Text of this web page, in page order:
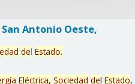
Antonio Oeste,
del Estado.
Eléctrica, Sociedad del Estado,